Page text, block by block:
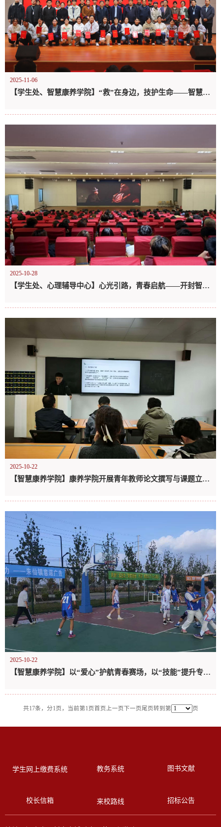
2025-11-06
【学生处、智慧康养学院】“救”在身边，技护生命——智慧康养学院心肺复苏（CPR）技能比赛圆满结束
2025-10-28
【学生处、心理辅导中心】心光引路，青春启航——开封智慧健康职业学院心理健康周活动顺利开展
2025-10-22
【智慧康养学院】康养学院开展青年教师论文撰写与课题立项培训
2025-10-22
【智慧康养学院】以“爱心”护航青春赛场，以“技能”提升专业素养 ——康养学院秋季篮球赛保障工作纪实
共17条，分1页，当前第1页首页上一页下一页尾页转到第 页
学生网上缴费系统 教务系统 图书文献
校长信箱 来校路线 招标公告